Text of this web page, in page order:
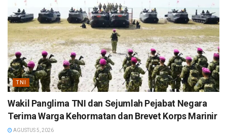
TNI
Wakil Panglima TNI dan Sejumlah Pejabat Negara
Terima Warga Kehormatan dan Brevet Korps Marinir
AGUSTUS 5, 2026